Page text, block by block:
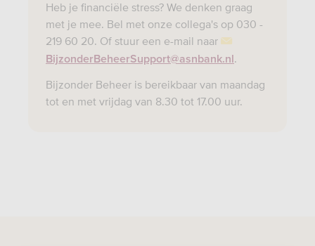
Heb je financiële stress? We denken graag
met je mee. Bel met onze collega's op 030 -
219 60 20. Of stuur een e-mail naar
BijzonderBeheerSupport@asnbank.nl .
Bijzonder Beheer is bereikbaar van maandag
tot en met vrijdag van 8.30 tot 17.00 uur.